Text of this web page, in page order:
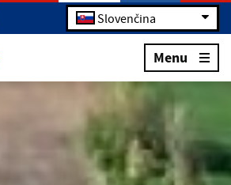
Slovenčina
Menu